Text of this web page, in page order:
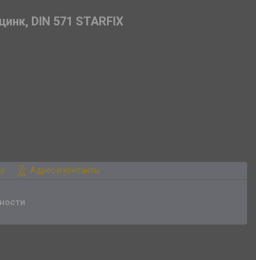
DIN 571 STARFIX
Адрес и контакты